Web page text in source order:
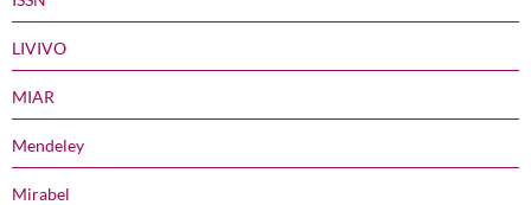
LIVIVO
MIAR
Mendeley
Mirabel